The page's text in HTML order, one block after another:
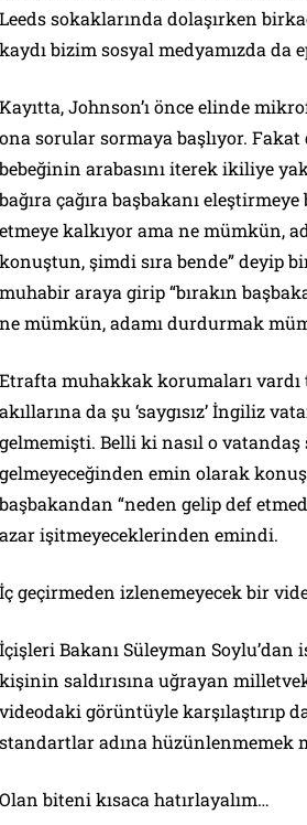
Leeds sokaklarında dolaşırken
kaydı bizim sosyal medyamızda da
Kayıtta, Johnson’ı önce elinde
ona sorular sormaya başlıyor.
bebeğinin arabasını iterek ikiliye
bağıra çağıra başbakanı
etmeye kalkıyor ama ne mümkün,
konuştun, şimdi sıra bende” deyip
muhabir araya girip “bırakın
ne mümkün, adamı durdurmak
Etrafta muhakkak korumaları vardı
akıllarına da şu ‘saygısız’ İngiliz
gelmemişti. Belli ki nasıl o
gelmeyeceğinden emin olarak
başbakandan “neden gelip def
azar işitmeyeceklerinden emindi.
İç geçirmeden izlenemeyecek bir
İçişleri Bakanı Süleyman
kişinin saldırısına uğrayan
videodaki görüntüyle karşılaştırıp
standartlar adına hüzünlenmemek
Olan biteni kısaca hatırlayalım…